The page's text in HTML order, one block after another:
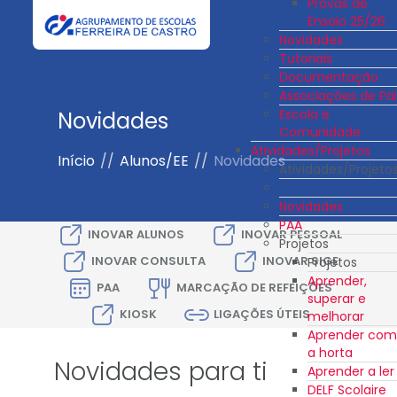
Ensaio 25/26
Novidades
Tutoriais
Documentação
Associações de
Escola e
Comunidade
Atividades/Projetos
Atividades/
Novidades
PAA
Projetos
Projetos
Aprender,
superar e
melhorar
Aprender com
a horta
Aprender a ler
DELF Scolaire
Novidades
Início // Alunos/EE // Novidades
INOVAR ALUNOS
INOVAR PESSOAL
INOVAR CONSULTA
INOVAR SIGE
PAA
MARCAÇÃO DE REFEIÇÕES
KIOSK
LIGAÇÕES ÚTEIS
Novidades para ti